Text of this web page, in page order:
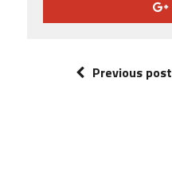
Previous post